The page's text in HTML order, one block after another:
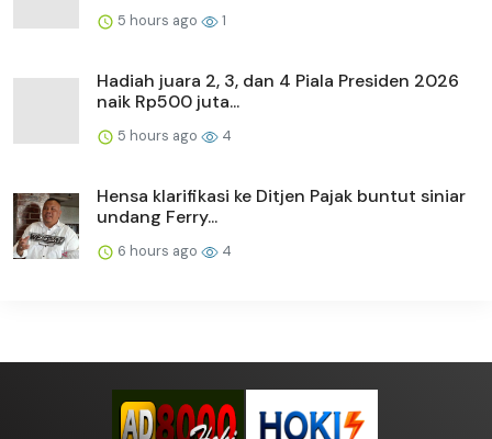
5 hours ago 1
Hadiah juara 2, 3, dan 4 Piala Presiden 2026
naik Rp500 juta...
5 hours ago 4
Hensa klarifikasi ke Ditjen Pajak buntut siniar
undang Ferry...
6 hours ago 4